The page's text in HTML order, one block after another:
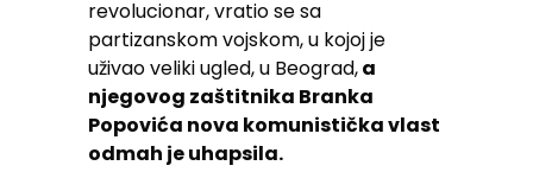
revolucionar, vratio se sa
partizanskom vojskom, u kojoj je
uživao veliki ugled, u Beograd,a
njegovog zaštitnika Branka
Popovića nova komunistička vlast
odmah je uhapsila.